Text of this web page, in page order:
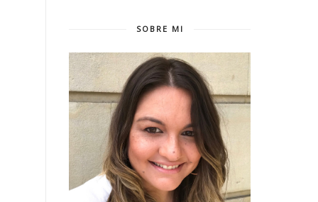
SOBRE MI